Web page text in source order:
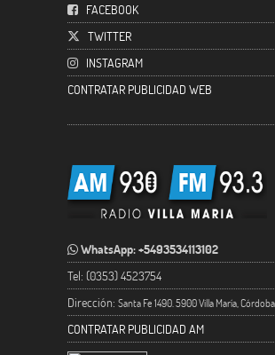
FACEBOOK
TWITTER
INSTAGRAM
CONTRATAR PUBLICIDAD WEB
WhatsApp: +5493534113102
Tel: (0353) 4523754
Dirección: Santa Fe 1490. 5900 Villa María,
CONTRATAR PUBLICIDAD AM